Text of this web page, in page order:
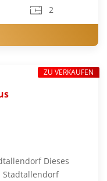
2
Dieses
Stadtallendorf
ZU VERKAUFEN